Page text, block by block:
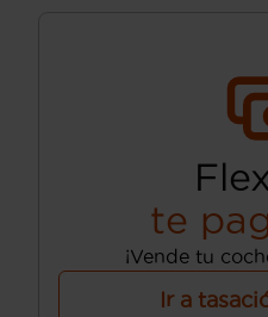
te
¡Vende tu
Ir a